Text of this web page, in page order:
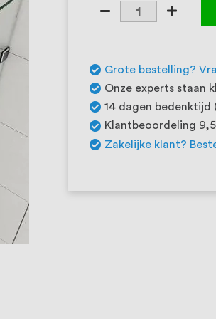
Grote bestelling?
Onze experts staan
14 dagen bedenktijd
Klantbeoordeling
Zakelijke klant?